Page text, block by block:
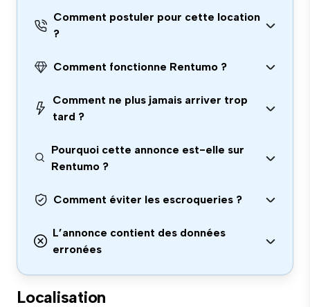
Comment postuler pour cette location
?
Comment fonctionne Rentumo ?
Comment ne plus jamais arriver trop
tard ?
Pourquoi cette annonce est-elle sur
Rentumo ?
Comment éviter les escroqueries ?
L’annonce contient des données
erronées
Localisation